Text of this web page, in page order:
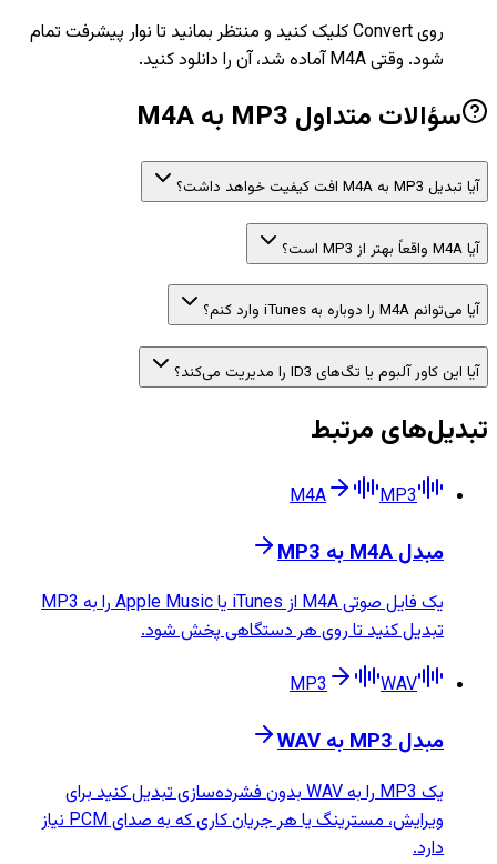
روی Convert کلیک کنید و منتظر بمانید تا نوار پیشرفت تمام
شود. وقتی M4A آماده شد، آن را دانلود کنید.
سؤالات متداول MP3 به M4A
آیا تبدیل MP3 به M4A افت کیفیت خواهد داشت؟
آیا M4A واقعاً بهتر از MP3 است؟
آیا می‌توانم M4A را دوباره به iTunes وارد کنم؟
آیا این کاور آلبوم یا تگ‌های ID3 را مدیریت می‌کند؟
تبدیل‌های مرتبط
M4A MP3
مبدل M4A به MP3
یک فایل صوتی M4A از iTunes یا Apple Music را به MP3
تبدیل کنید تا روی هر دستگاهی پخش شود.
MP3
WAV
مبدل MP3 به WAV
یک MP3 را به WAV بدون فشرده‌سازی تبدیل کنید برای
ویرایش، مسترینگ یا هر جریان کاری که به صدای PCM نیاز
دارد.